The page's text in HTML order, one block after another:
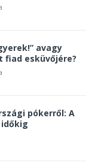
avagy
fiad esküvőjére?
pókerről: A